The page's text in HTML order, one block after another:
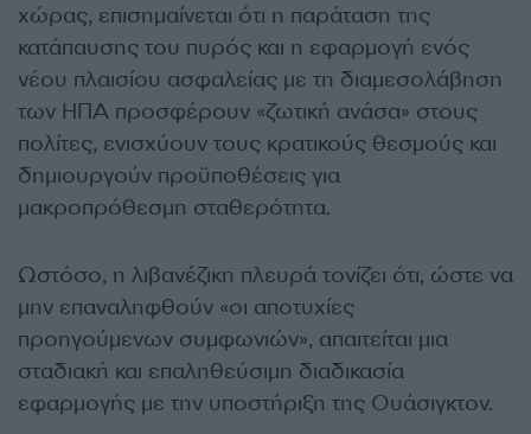
χώρας, επισημαίνεται ότι η παράταση της
κατάπαυσης του πυρός και η εφαρμογή ενός
νέου πλαισίου ασφαλείας με τη διαμεσολάβηση
των ΗΠΑ προσφέρουν «ζωτική ανάσα» στους
πολίτες, ενισχύουν τους κρατικούς θεσμούς και
δημιουργούν προϋποθέσεις για
μακροπρόθεσμη σταθερότητα.
Ωστόσο, η λιβανέζικη πλευρά τονίζει ότι, ώστε να
μην επαναληφθούν «οι αποτυχίες
προηγούμενων συμφωνιών», απαιτείται μια
σταδιακή και επαληθεύσιμη διαδικασία
εφαρμογής με την υποστήριξη της Ουάσιγκτον.